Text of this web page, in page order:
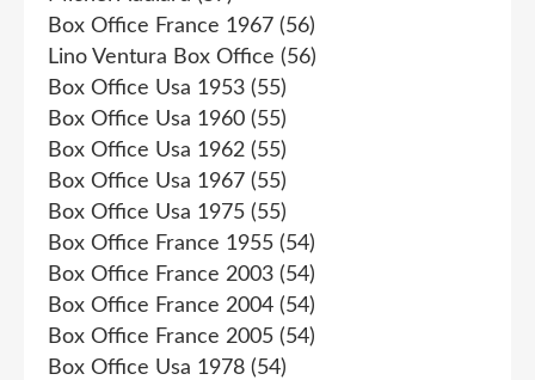
Box Office France 1967 (56)
Lino Ventura Box Office (56)
Box Office Usa 1953 (55)
Box Office Usa 1960 (55)
Box Office Usa 1962 (55)
Box Office Usa 1967 (55)
Box Office Usa 1975 (55)
Box Office France 1955 (54)
Box Office France 2003 (54)
Box Office France 2004 (54)
Box Office France 2005 (54)
Box Office Usa 1978 (54)